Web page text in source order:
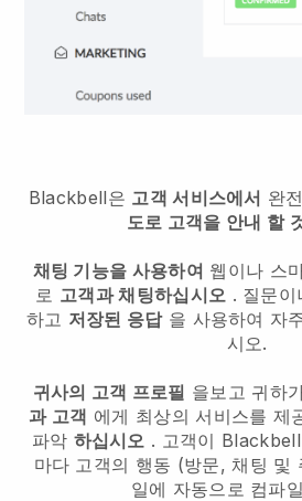
Blackbell은 고객 서비스에서 완
도로 고객을 안내 할
채팅 기능을 사용하여 웹이나 스
로 고객과 채팅하십시오 . 질문이
하고 저장된 응답을 사용하여 자
시오.
귀사의 고객 프로필 을보고 귀하
과 고객 에게 최상의 서비스를 제
파악 하십시오 . 고객이 Blackbell
마다 고객의 행동 (방문, 채팅 및
일에 자동으로 컴파